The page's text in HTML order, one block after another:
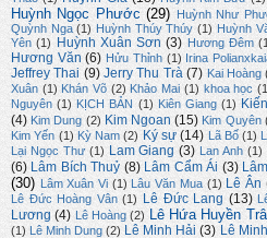
Huỳnh Ngọc Phước (29) Huỳnh Như
Quỳnh Nga (1) Huỳnh Thúy Thúy (1) Huỳnh
Yên (1) Huỳnh Xuân Sơn (3) Hương Đêm
Hương Văn (6) Hửu Thỉnh (1) Irina
Jeffrey Thai (9) Jerry Thu Trà (7) Kai Hoàng
Xuân (1) Khán Võ (2) Khảo Mai (1) khoa học
Nguyên (1) KỊCH BẢN (1) Kiên Giang (1)
(4) Kim Dung (2) Kim Ngoan (15) Kim Quyên
Kim Yến (1) Kỳ Nam (2) Ký sự (14) Lã Bố (1)
Lại Ngọc Thư (1) Lam Giang (3) Lan Anh (1)
(6) Lâm Bích Thuỷ (8) Lâm Cẩm Ái (3)
(30) Lâm Xuân Vi (1) Lâu Văn Mua (1) Lê Ân
Lê Đức Hoàng Vân (1) Lê Đức Lang (13)
Lương (4) Lê Hoàng (2) Lê Hứa Huyền
(1) Lê Minh Dung (2) Lê Minh Hải (3) Lê